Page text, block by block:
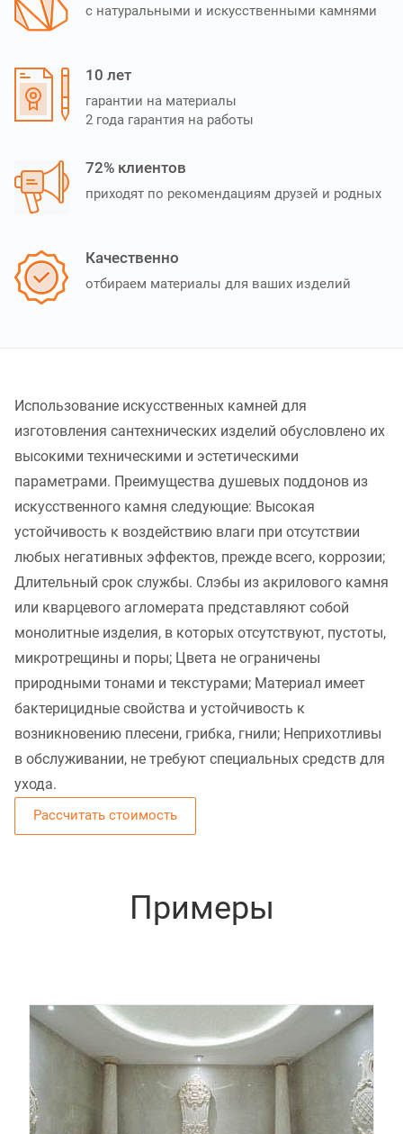
с натуральными и искусственными камнями
10 лет
гарантии на материалы
2 года гарантия на работы
72% клиентов
приходят по рекомендациям друзей и родных
Качественно
отбираем материалы для ваших изделий
Использование искусственных камней для
изготовления сантехнических изделий обусловлено их
высокими техническими и эстетическими
параметрами. Преимущества душевых поддонов из
искусственного камня следующие: Высокая
устойчивость к воздействию влаги при отсутствии
любых негативных эффектов, прежде всего, коррозии;
Длительный срок службы. Слэбы из акрилового камня
или кварцевого агломерата представляют собой
монолитные изделия, в которых отсутствуют, пустоты,
микротрещины и поры; Цвета не ограничены
природными тонами и текстурами; Материал имеет
бактерицидные свойства и устойчивость к
возникновению плесени, грибка, гнили; Неприхотливы
в обслуживании, не требуют специальных средств для
ухода.
Рассчитать стоимость
Примеры